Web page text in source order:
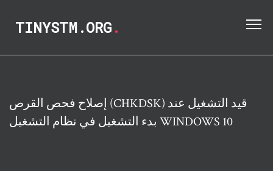
TINYSTM.ORG.
إصلاح فحص القرص (CHKDSK) قيد التشغيل عند
بدء التشغيل في نظام التشغيل WINDOWS 10